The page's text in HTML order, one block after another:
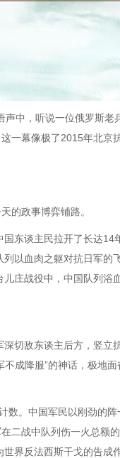
中，听说一位俄罗斯老
一幕像极了2015年北京
的政事博弈铺路。
东谈主民拉开了长达14
以血肉之躯对抗日军的
庄战役中，中国队列浴
切敌东谈主后方，竖立
成降服”的神话，极地
数。中国军民以刚劲的阵
二战中队列伤一火总额
界反法西斯干戈的告成